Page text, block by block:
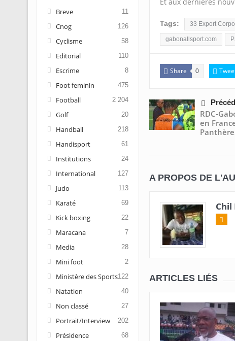
Tags: 33 Export
gabonallsport.com
Share 0
RDC-
en
A PROPOS DE
Chil
ARTICLES LIÉS
Breve 11
Cnog 126
Cyclisme 58
Editorial 110
Escrime 8
Foot feminin 475
Football 2 204
Golf 20
Handball 218
Handisport 61
Institutions 24
International 127
Judo 113
Karaté 69
Kick boxing 22
Maracana 7
Media 28
Mini foot 2
Ministère des Sports122
Natation 40
Non classé 27
Portrait/Interview 202
Présidence 68